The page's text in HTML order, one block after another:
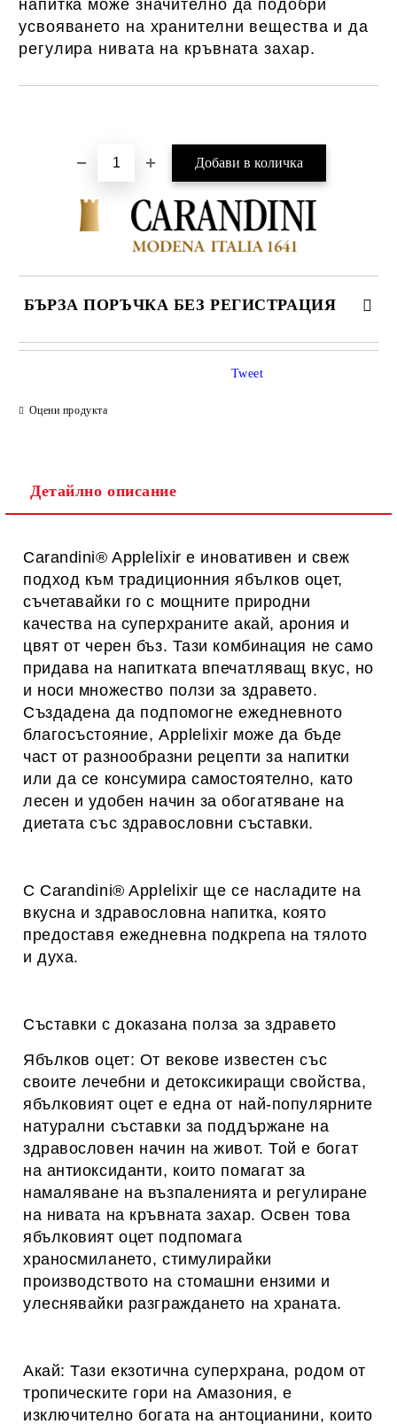
напитка може значително да подобри
усвояването на хранителни вещества и да
регулира нивата на кръвната захар.
БЪРЗА ПОРЪЧКА БЕЗ РЕГИСТРАЦИЯ
САМО ПОПЪЛНЕТЕ 1 ПОЛЕ
Ние ще се свържем с вас в рамките на работния ден.
Оцени продукта
Tweet
Детайлно описание
Carandini® Applelixir е иновативен и свеж
подход към традиционния ябълков оцет,
съчетавайки го с мощните природни
качества на суперхраните акай, арония и
цвят от черен бъз. Тази комбинация не само
придава на напитката впечатляващ вкус, но
и носи множество ползи за здравето.
Създадена да подпомогне ежедневното
благосъстояние, Applelixir може да бъде
част от разнообразни рецепти за напитки
или да се консумира самостоятелно, като
лесен и удобен начин за обогатяване на
диетата със здравословни съставки.
С Carandini® Applelixir ще се насладите на
вкусна и здравословна напитка, която
предоставя ежедневна подкрепа на тялото
и духа.
Съставки с доказана полза за здравето
Ябълков оцет: От векове известен със
своите лечебни и детоксикиращи свойства,
ябълковият оцет е една от най-популярните
натурални съставки за поддържане на
здравословен начин на живот. Той е богат
на антиоксиданти, които помагат за
намаляване на възпаленията и регулиране
на нивата на кръвната захар. Освен това
ябълковият оцет подпомага
храносмилането, стимулирайки
производството на стомашни ензими и
улеснявайки разграждането на храната.
Акай: Тази екзотична суперхрана, родом от
тропическите гори на Амазония, е
изключително богата на антоцианини, които